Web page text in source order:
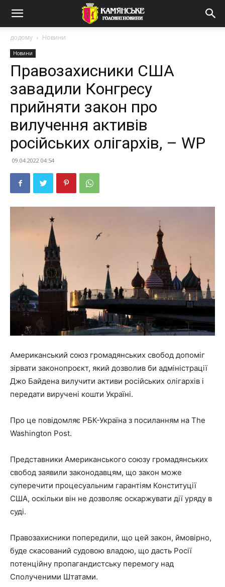
додому Новини
Новини
Правозахисники США
завадили Конгресу
прийняти закон про
вилучення активів
російських олігархів, – WP
09.04.2022 04:54
Американський союз громадянських свобод допоміг
зірвати законопроєкт, який дозволив би адміністрації
Джо Байдена вилучити активи російських олігархів і
передати виручені кошти Україні.
Про це повідомляє РБК-Україна з посиланням на The
Washington Post.
Представники Американського союзу громадянських
свобод заявили законодавцям, що закон може
суперечити процесуальним гарантіям Конституції
США, оскільки він не дозволяє оскаржувати дії уряду в
суді.
Правозахисники попередили, що цей закон, ймовірно,
буде скасований судовою владою, що дасть Росії
потенційну пропагандистську перемогу над
Сполученими Штатами.